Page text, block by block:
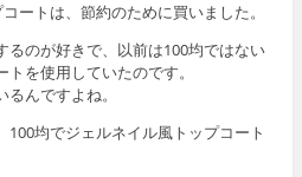
ートは、節約のために買いました。
るのが好きで、以前は100均ではない
を使用していたのです。
んですよね。
均でジェルネイル風トップコート